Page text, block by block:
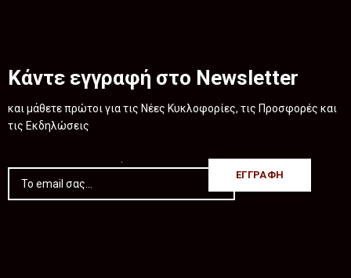
Κάντε εγγραφή στο Newsletter
και μάθετε πρώτοι για τις Νέες Κυκλοφορίες, τις Προσφορές και
τις Εκδηλώσεις
.